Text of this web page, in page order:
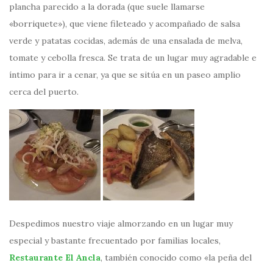
plancha parecido a la dorada (que suele llamarse
«borriquete»), que viene fileteado y acompañado de salsa
verde y patatas cocidas, además de una ensalada de melva,
tomate y cebolla fresca. Se trata de un lugar muy agradable e
íntimo para ir a cenar, ya que se sitúa en un paseo amplio
cerca del puerto.
Despedimos nuestro viaje almorzando en un lugar muy
especial y bastante frecuentado por familias locales,
Restaurante El Ancla, también conocido como «la peña del